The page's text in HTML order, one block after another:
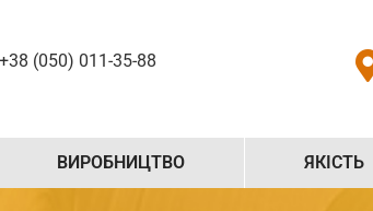
+38 (050) 011-35-88
ВИРОБНИЦТВО ЯКІСТЬ